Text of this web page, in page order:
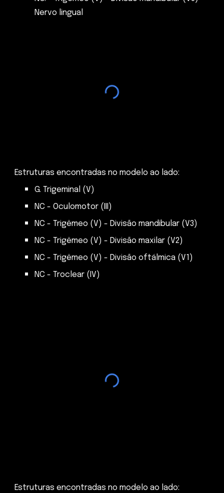
Nervo lingual
Estruturas encontradas no modelo ao lado:
G. Trigeminal (V)
NC - Oculomotor (III)
NC - Trigêmeo (V) - Divisão mandibular (V3)
NC - Trigêmeo (V) - Divisão maxilar (V2)
NC - Trigêmeo (V) - Divisãooftálmica (V1)
NC - Troclear (IV)
Estruturas encontradas no modelo ao lado: